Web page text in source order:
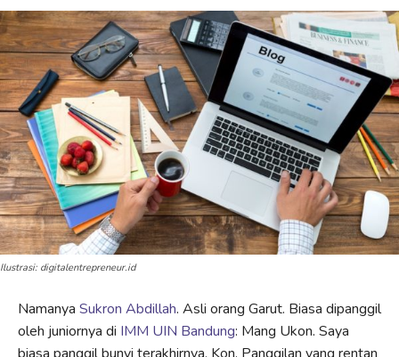
Ilustrasi: digitalentrepreneur.id
Namanya Sukron Abdillah. Asli orang Garut. Biasa dipanggil
oleh juniornya di IMM UIN Bandung: Mang Ukon. Saya
biasa panggil bunyi terakhirnya, Kon. Panggilan yang rentan